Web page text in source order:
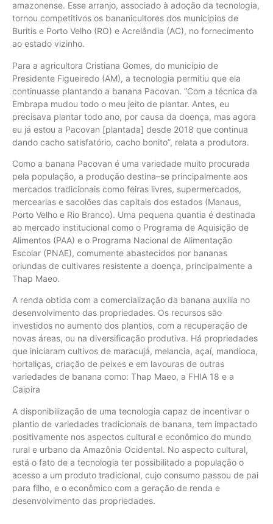
amazonense. Esse arranjo, associado à adoção da tecnologia,
tornou competitivos os bananicultores dos municípios de
Buritis e Porto Velho (RO) e Acrelândia (AC), no fornecimento
ao estado vizinho.
Para a agricultora Cristiana Gomes, do município de
Presidente Figueiredo (AM), a tecnologia permitiu que ela
continuasse plantando a banana Pacovan. “Com a técnica da
Embrapa mudou todo o meu jeito de plantar. Antes, eu
precisava plantar todo ano, por causa da doença, mas agora
eu já estou a Pacovan [plantada] desde 2018 que continua
dando cacho satisfatório, cacho bonito”, relata a produtora.
Como a banana Pacovan é uma variedade muito procurada
pela população, a produção destina–se principalmente aos
mercados tradicionais como feiras livres, supermercados,
mercearias e sacolões das capitais dos estados (Manaus,
Porto Velho e Rio Branco). Uma pequena quantia é destinada
ao mercado institucional como o Programa de Aquisição de
Alimentos (PAA) e o Programa Nacional de Alimentação
Escolar (PNAE), comumente abastecidos por bananas
oriundas de cultivares resistente a doença, principalmente a
Thap Maeo.
A renda obtida com a comercialização da banana auxilia no
desenvolvimento das propriedades. Os recursos são
investidos no aumento dos plantios, com a recuperação de
novas áreas, ou na diversificação produtiva. Há propriedades
que iniciaram cultivos de maracujá, melancia, açaí, mandioca,
hortaliças, criação de peixes e em lavouras de outras
variedades de banana como: Thap Maeo, a FHIA 18 e a
Caipira
A disponibilização de uma tecnologia capaz de incentivar o
plantio de variedades tradicionais de banana, tem impactado
positivamente nos aspectos cultural e econômico do mundo
rural e urbano da Amazônia Ocidental. No aspecto cultural,
está o fato de a tecnologia ter possibilitado a população o
acesso a um produto tradicional, cujo consumo passou de pai
para filho, e o econômico com a geração de renda e
desenvolvimento das propriedades.